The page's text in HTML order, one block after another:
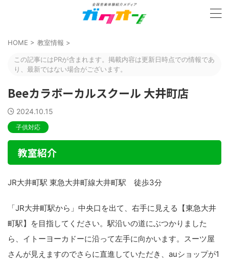
HOME > 教室情報 >
この記事にはPRが含まれます。掲載内容は更新日時点での情報であ
り、最新ではない場合がございます。
Beeカラボーカルスクール 大井町店
2024.10.15
子供対応
教室紹介
JR大井町駅 東急大井町線大井町駅 徒歩3分
「JR大井町駅から」中央口を出て、右手に見える【東急大井
町駅】を目指してください。駅沿いの道にぶつかりました
ら、イトーヨーカドーに沿って左手に向かいます。スーツ屋
さんが見えますのでさらに直進していただき、auショップが1